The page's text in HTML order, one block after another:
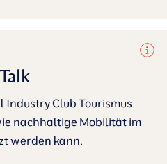
Industry Club Tourismus
nachhaltige Mobilität im
werden kann.